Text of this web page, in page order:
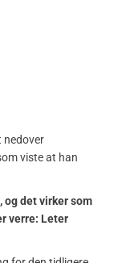
nedover
viste at han
og det virker som
verre: Leter